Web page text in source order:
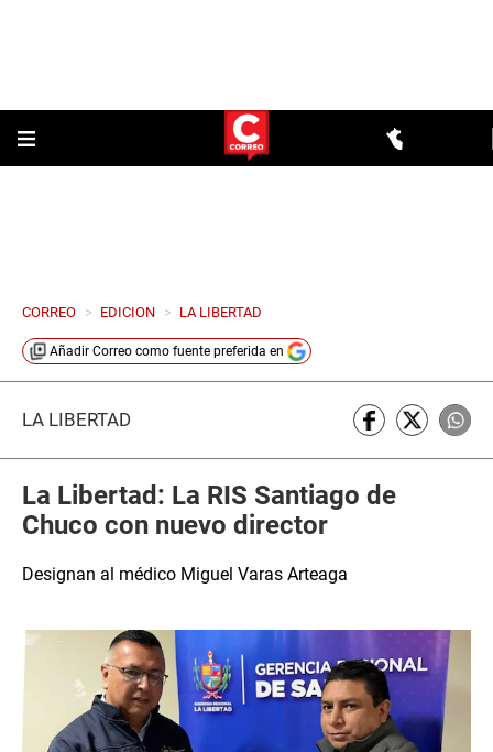
CORREO > EDICION > LA LIBERTAD
Añadir Correo como fuente preferida en
LA LIBERTAD
La Libertad: La RIS Santiago de
Chuco con nuevo director
Designan al médico Miguel Varas Arteaga